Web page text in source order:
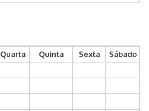
Quarta Quinta Sexta
Sábado